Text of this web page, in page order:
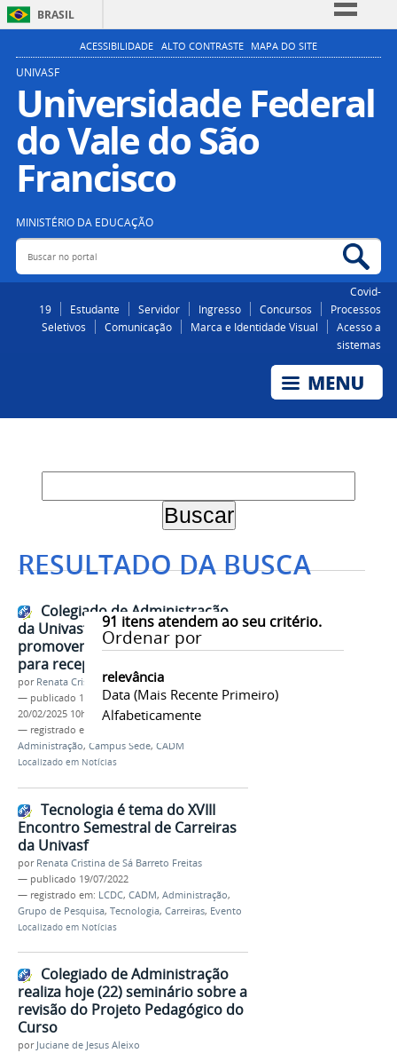
BRASIL
Simplifique!
Participe
Acesso à informação
Legislação
ACESSIBILIDADE ALTO CONTRASTE MAPA DO SITE
UNIVASF
Universidade Federal
do Vale do São
Francisco
MINISTÉRIO DA EDUCAÇÃO
Buscar no portal
Covid-
19
Estudante Servidor Ingresso Concursos
Processos
Seletivos
Comunicação Marca e Identidade Visual
Acesso a
sistemas
RESULTADO DA BUSCA
91 itens atendem ao seu critério.
Ordenar por
relevância
Data (mais Recente Primeiro)
Alfabeticamente
Colegiado de Administração
da Univasf e Prospere Jr.
promovem evento Welcome Adm
para recepcionar estudantes
por Renata Cristina de Sá Barreto Freitas
— publicado 17/02/2025 —última modificação
20/02/2025 10h24
— registrado em:
Administração, Campus Sede, CADM
Localizado em Notícias
Tecnologia é tema do XVIII
Encontro Semestral de Carreiras
da Univasf
por Renata Cristina de Sá Barreto Freitas
— publicado 19/07/2022
— registrado em: LCDC, CADM, Administração,
Grupo de Pesquisa, Tecnologia, Carreiras, Evento
Localizado em Notícias
Colegiado de Administração
realiza hoje (22) seminário sobre a
revisão do Projeto Pedagógico do
Curso
por Juciane de Jesus Aleixo